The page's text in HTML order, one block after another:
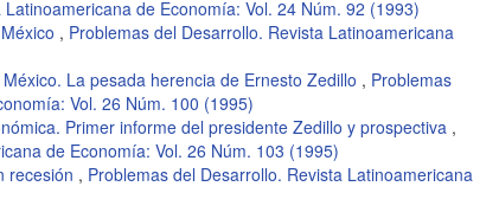
de Economía: Vol. 24 Núm. 92 (1993)
, Problemas del Desarrollo. Revista Latinoamericana
La pesada herencia de Ernesto Zedillo , Problemas
Vol. 26 Núm. 100 (1995)
Primer informe del presidente Zedillo y prospectiva ,
de Economía: Vol. 26 Núm. 103 (1995)
recesión , Problemas del Desarrollo. Revista Latinoamericana